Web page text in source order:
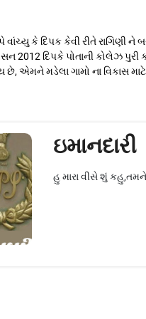
વાંચ્યુ કે દિપક કેવી રીતે રાગિણી
2012 દિપકે પોતાની કોલેઝ
છે, એમને મડેલા ગામો ના વિકાસ
ઇમાનદારી
હુ મારા વીસે શું